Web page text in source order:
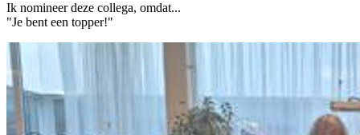
Ik nomineer deze collega, omdat...
"Je bent een topper!"